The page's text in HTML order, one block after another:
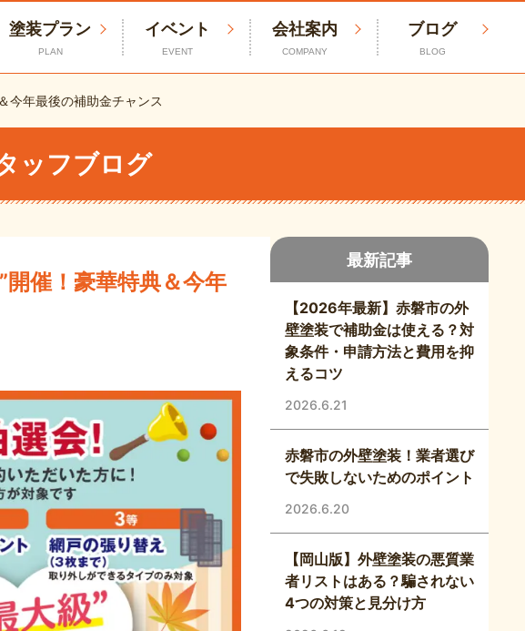
塗装プラン
PLAN
イベント
EVENT
会社案内
COMPANY
ブログ
BLOG
今年最後の補助金チャンス
ッフブログ
開催！豪華特典＆今年
最新記事
【2026年最新】赤磐市の外
壁塗装で補助金は使える？対
象条件・申請方法と費用を抑
えるコツ
2026.6.21
赤磐市の外壁塗装！業者選び
で失敗しないためのポイント
2026.6.20
【岡山版】外壁塗装の悪質業
者リストはある？騙されない
4つの対策と見分け方